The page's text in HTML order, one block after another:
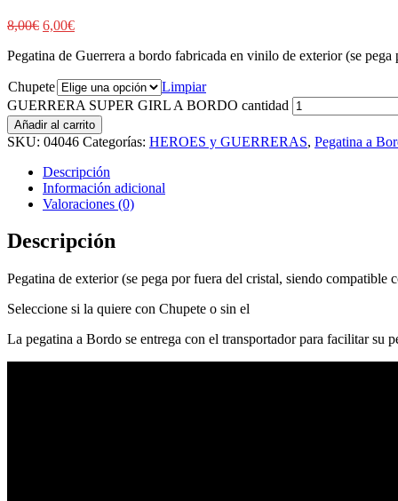
8,00€ 6,00€
Pegatina de Guerrera a bordo fabricada en vinilo de exterior (se
Chupete
Limpiar
GUERRERA SUPER GIRL A BORDO cantidad
Añadir al carrito
SKU: 04046 Categorías: HEROES y GUERRERAS, Pegatina a
Descripción
Información adicional
Valoraciones (0)
Descripción
Pegatina de exterior (se pega por fuera del cristal, siendo compatible
Seleccione si la quiere con Chupete o sin el
La pegatina a Bordo se entrega con el transportador para facilitar su